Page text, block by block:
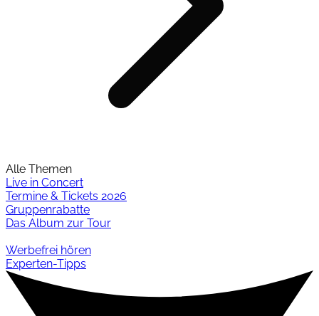
Alle Themen
Live in Concert
Termine & Tickets 2026
Gruppenrabatte
Das Album zur Tour
Werbefrei hören
Experten-Tipps